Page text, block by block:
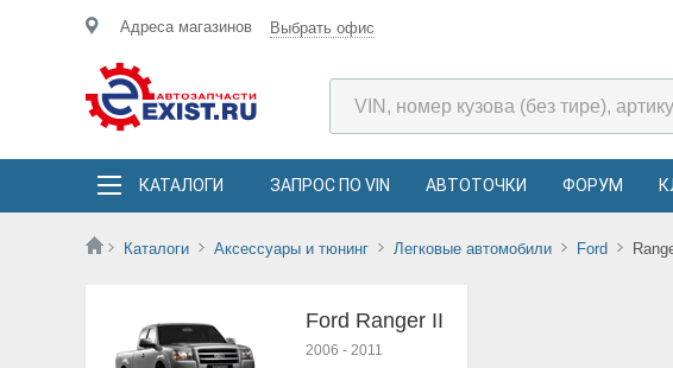
Адреса магазинов Выбрать офис
КАТАЛОГИ ЗАПРОС ПО VIN АВТОТОЧКИ ФОРУМ
Каталоги Аксессуары и тюнинг Легковые автомобили Ford
Ford Ranger II
2006 - 2011